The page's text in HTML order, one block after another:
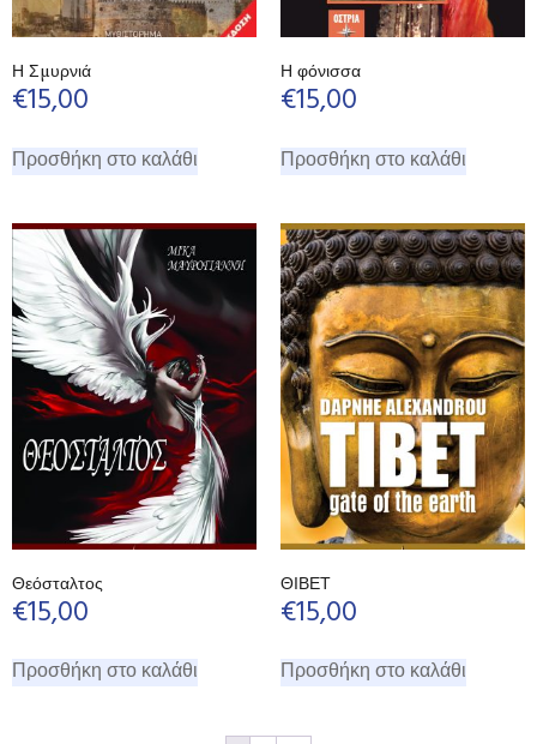
Η Σμυρνιά
€15,00
Προσθήκη στο καλάθι
Η φόνισσα
€15,00
Προσθήκη στο καλάθι
Θεόσταλτος
€15,00
Προσθήκη στο καλάθι
ΘΙΒΕΤ
€15,00
Προσθήκη στο καλάθι